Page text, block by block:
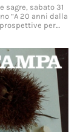
sagre, sabato 31
“A 20 anni dalla
per…